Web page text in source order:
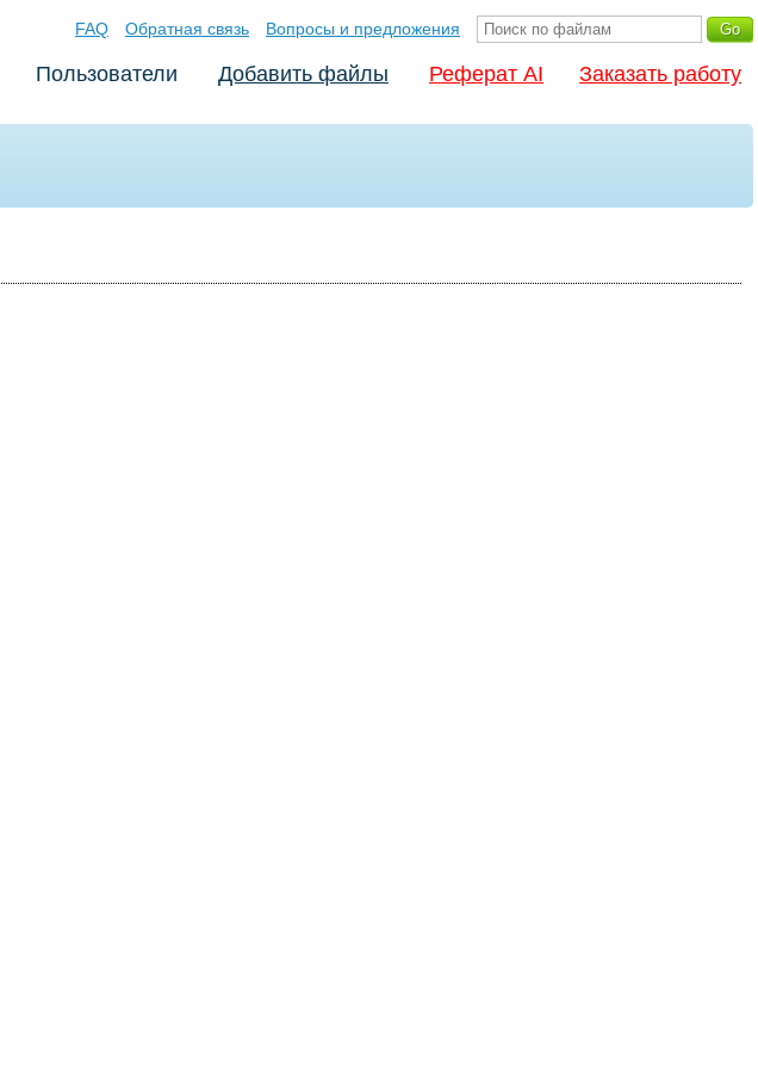
FAQ Обратная связь Вопросы и предложения
Пользователи Добавить файлы Реферат AI Заказать работу